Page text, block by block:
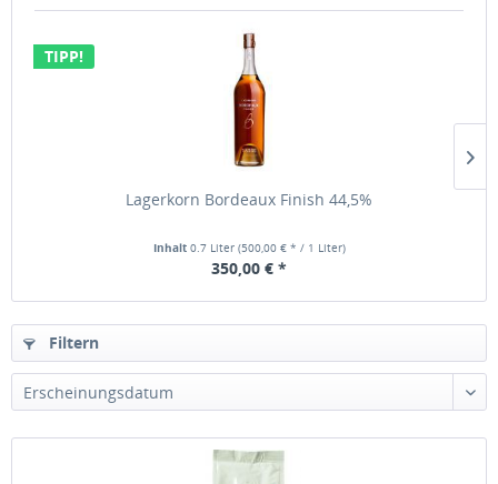
TIPP!
Lagerkorn Bordeaux Finish 44,5%
Inhalt 0.7 Liter (500,00 € * / 1 Liter)
350,00 € *
Filtern